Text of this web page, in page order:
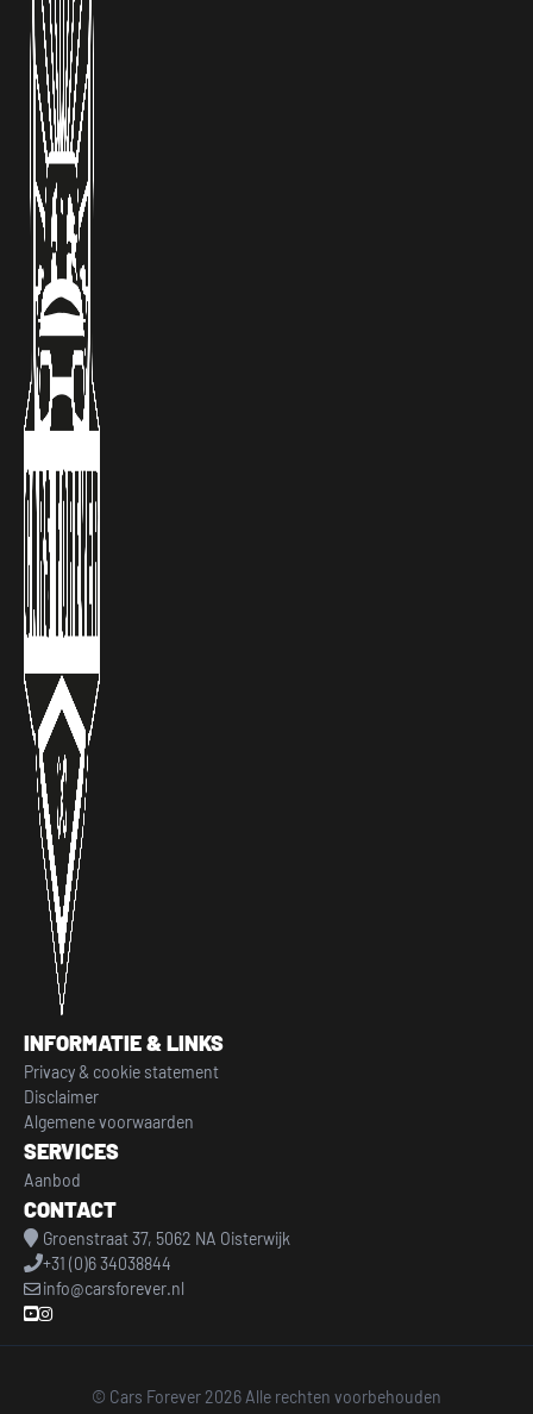
INFORMATIE & LINKS
Privacy & cookie statement
Disclaimer
Algemene voorwaarden
SERVICES
Aanbod
CONTACT
Groenstraat 37, 5062 NA Oisterwijk
+31 (0)6 34038844
info@carsforever.nl
© Cars Forever 2026 Alle rechten voorbehouden